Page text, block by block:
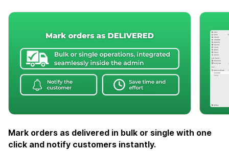
Mark orders as delivered in bulk or single with one
click and notify customers instantly.